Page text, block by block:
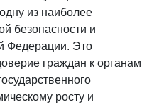
из наиболее
безопасности и
Федерации. Это
граждан к органам
росту и